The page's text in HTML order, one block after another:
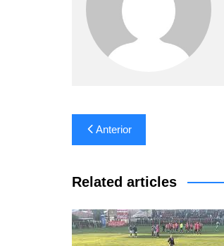
Navegación
de
entradas
Anterior
Related articles